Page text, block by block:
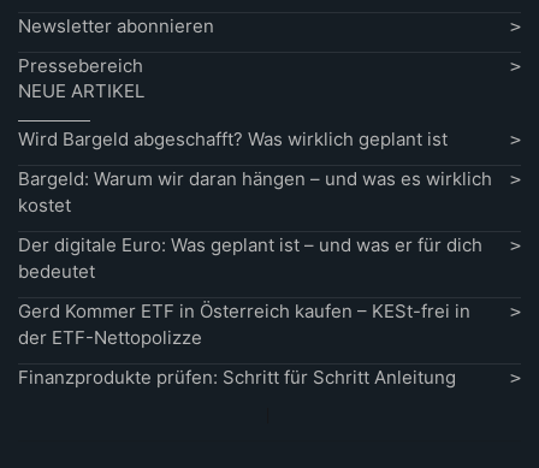
Newsletter abonnieren
Pressebereich
NEUE ARTIKEL
Wird Bargeld abgeschafft? Was wirklich geplant ist
Bargeld: Warum wir daran hängen – und was es wirklich
kostet
Der digitale Euro: Was geplant ist – und was er für dich
bedeutet
Gerd Kommer ETF in Österreich kaufen – KESt-frei in
der ETF-Nettopolizze
Finanzprodukte prüfen: Schritt für Schritt Anleitung